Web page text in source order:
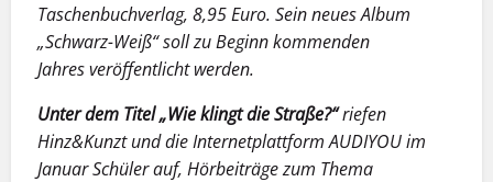
Taschenbuchverlag, 8,95 Euro. Sein neues Album
„Schwarz-Weiß“ soll zu Beginn kommenden
Jahres veröffentlicht werden.
Unter dem Titel „Wie klingt die Straße?“riefen
Hinz&Kunzt und die Internetplattform AUDIYOU im
Januar Schüler auf, Hörbeiträge zum Thema